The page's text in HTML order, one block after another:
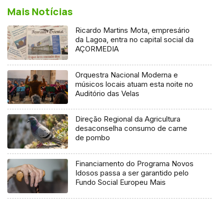
Mais Notícias
Ricardo Martins Mota, empresário
da Lagoa, entra no capital social da
AÇORMEDIA
Orquestra Nacional Moderna e
músicos locais atuam esta noite no
Auditório das Velas
Direção Regional da Agricultura
desaconselha consumo de carne
de pombo
Financiamento do Programa Novos
Idosos passa a ser garantido pelo
Fundo Social Europeu Mais